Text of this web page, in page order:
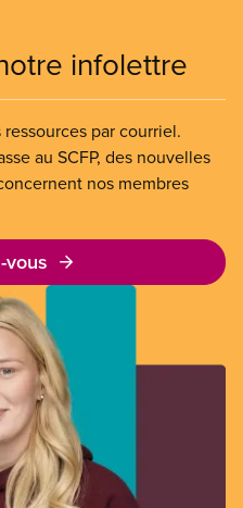
infolettre
par courriel.
au SCFP, des nouvelles
nos membres
vous